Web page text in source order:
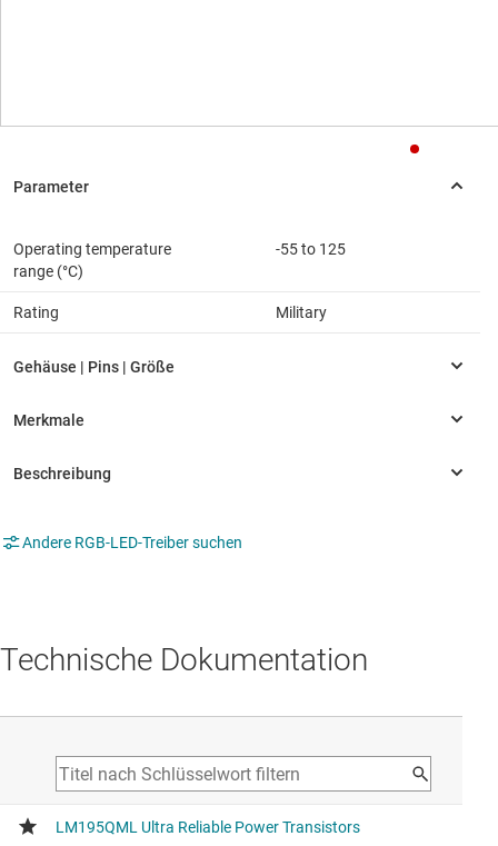
Operating temperature
range (°C)
-55 to 125
Rating Military
Andere RGB-LED-Treiber suchen
Technische Dokumentation